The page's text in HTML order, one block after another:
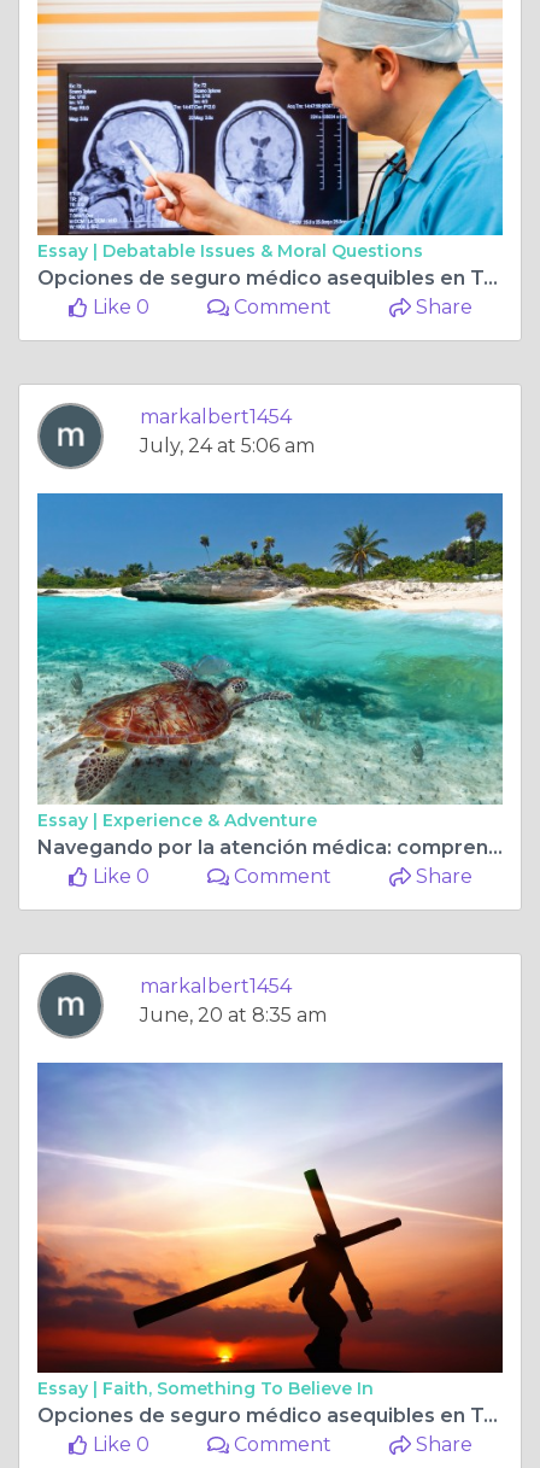
Essay | Debatable Issues & Moral Questions
Opciones de seguro médico asequibles en Texas: navegando por el mercado
Like 0
Comment Share
markalbert1454
July, 24 at 5:06 am
Essay | Experience & Adventure
Navegando por la atención médica: comprensión de los planes de Obamacare en Texas
Like 0
Comment Share
markalbert1454
June, 20 at 8:35 am
Essay | Faith, Something To Believe In
Opciones de seguro médico asequibles en Texas: navegando por el mercado
Like 0
Comment Share